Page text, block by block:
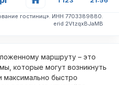
гостиниц». ИНН 7703389880.
erid 2VtzqxBJaMB
маршруту – это
которые могут возникнуть
максимально быстро